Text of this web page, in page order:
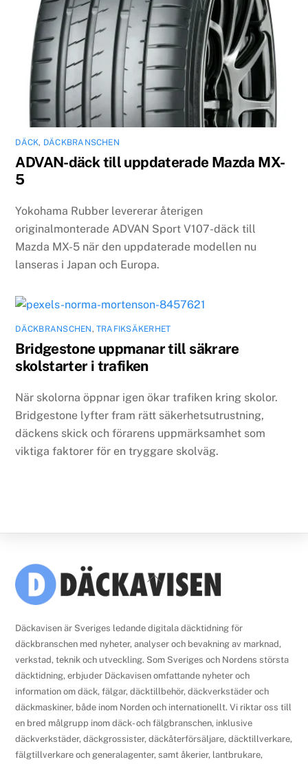
DÄCK, DÄCKBRANSCHEN
ADVAN-däck till uppdaterade Mazda MX-
5
Yokohama Rubber levererar återigen
originalmonterade ADVAN Sport V107-däck till
Mazda MX-5 när den uppdaterade modellen nu
lanseras i Japan och Europa.
DÄCKBRANSCHEN,TRAFIKSÄKERHET
Bridgestone uppmanar till säkrare
skolstarter i trafiken
När skolorna öppnar igen ökar trafiken kring skolor.
Bridgestone lyfter fram rätt säkerhetsutrustning,
däckens skick och förarens uppmärksamhet som
viktiga faktorer för en tryggare skolväg.
Back
To
Däckavisen är Sveriges ledande digitala däcktidning för
däckbranschen med nyheter, analyser och bevakning av marknad,
verkstad, teknik och utveckling. Som Sveriges och Nordens största
däcktidning, erbjuder Däckavisen omfattande nyheter och
information om däck, fälgar, däcktillbehör, däckverkstäder och
däckmaskiner, både inom Norden och internationellt. Vi riktar oss till
en bred målgrupp inom däck- och fälgbranschen, inklusive
däckverkstäder, däckgrossister, däckåterförsäljare, däcktillverkare,
fälgtillverkare och generalagenter, samt åkerier, lantbrukare,